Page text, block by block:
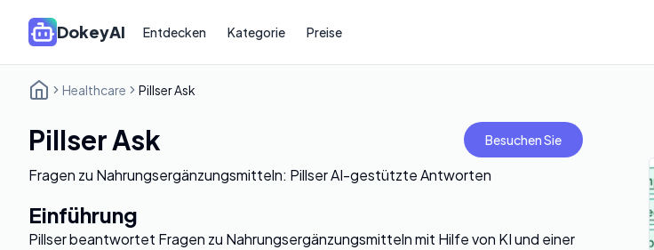
DokeyAI Entdecken Kategorie Preise
Healthcare Pillser Ask
Pillser Ask Besuchen Sie
Fragen zu Nahrungsergänzungsmitteln: Pillser AI-gestützte Antworten
Einführung
Pillser beantwortet Fragen zu Nahrungsergänzungsmitteln mit Hilfe von KI und einer